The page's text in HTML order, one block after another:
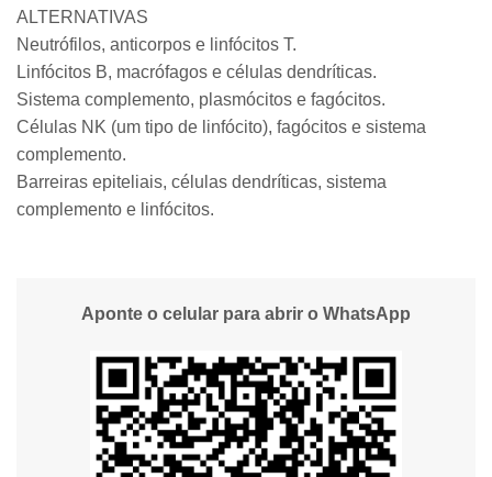
ALTERNATIVAS
Neutrófilos, anticorpos e linfócitos T.
Linfócitos B, macrófagos e células dendríticas.
Sistema complemento, plasmócitos e fagócitos.
Células NK (um tipo de linfócito), fagócitos e sistema
complemento.
Barreiras epiteliais, células dendríticas, sistema
complemento e linfócitos.
Aponte o celular para abrir o WhatsApp